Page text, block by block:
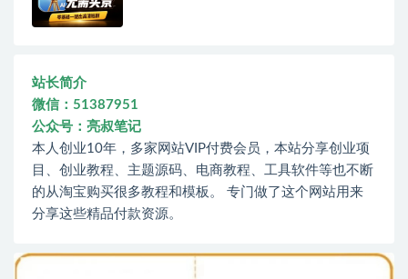
站长简介
微信：51387951
公众号：亮叔笔记
本人创业10年，多家网站VIP付费会员，本站分享创业项
目、创业教程、主题源码、电商教程、工具软件等也不断
的从淘宝购买很多教程和模板。 专门做了这个网站用来
分享这些精品付款资源。